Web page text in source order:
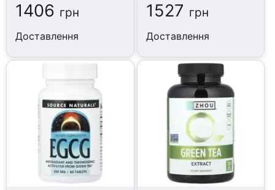
1406 грн
Доставлення
1527 грн
Доставлення